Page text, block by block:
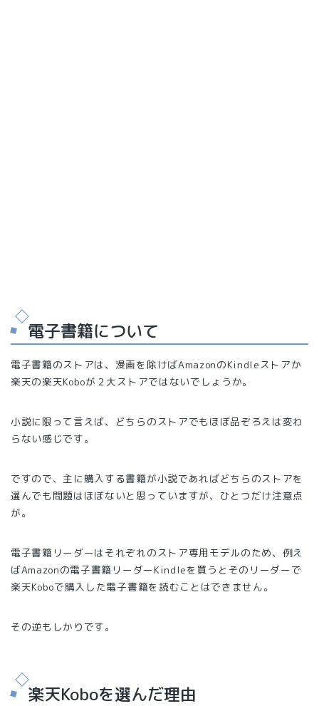
電子書籍について
電子書籍のストアは、漫画を除けばAmazonのKindleストアか
楽天の楽天Koboが２大ストアではないでしょうか。
小説に限って言えば、どちらのストアでもほぼ品ぞろえは変わ
らない感じです。
ですので、主に購入する書籍が小説であればどちらのストアを
選んでも問題はほぼないと思っていますが、ひとつだけ注意点
が。
電子書籍リーダーはそれぞれのストア専用モデルのため、例え
ばAmazonの電子書籍リーダーKindleを買うとそのリーダーで
楽天Koboで購入した電子書籍を読むことはできません。
その逆もしかりです。
楽天Koboを選んだ理由